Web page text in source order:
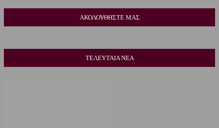
ΑΚΟΛΟΥΘΗΣΤΕ ΜΑΣ
ΤΕΛΕΥΤΑΙΑ ΝΕΑ